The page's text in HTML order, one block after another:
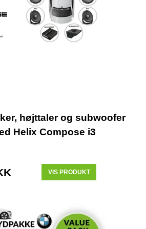
højttaler og subwoofer
Helix Compose i3
VIS PRODUKT